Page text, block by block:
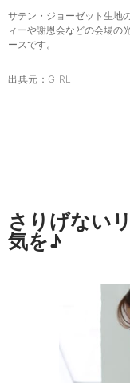
サテン・ジョーゼット生地
ィーや謝恩会などの会場の
ースです。
出典元： GIRL
さりげない
気を♪